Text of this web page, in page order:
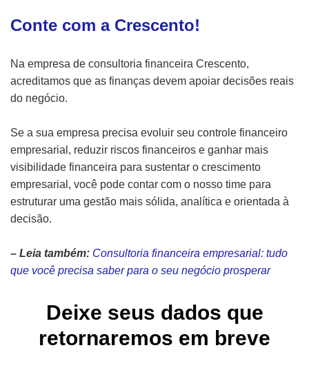
Conte com a Crescento!
Na empresa de consultoria financeira Crescento,
acreditamos que as finanças devem apoiar decisões reais
do negócio.
Se a sua empresa precisa evoluir seu controle financeiro
empresarial, reduzir riscos financeiros e ganhar mais
visibilidade financeira para sustentar o crescimento
empresarial, você pode contar com o nosso time para
estruturar uma gestão mais sólida, analítica e orientada à
decisão.
– Leia também: Consultoria financeira empresarial: tudo
que você precisa saber para o seu negócio prosperar
Deixe seus dados que
retornaremos em breve